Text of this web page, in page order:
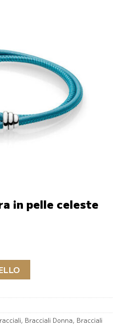
in pelle celeste
, Bracciali Donna, Bracciali